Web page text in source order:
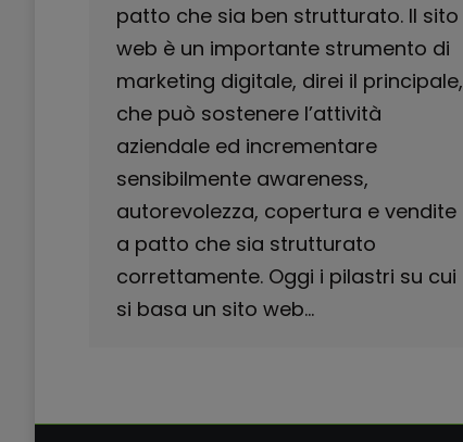
patto che sia ben strutturato. Il sito
web è un importante strumento di
marketing digitale, direi il principale,
che può sostenere l’attività
aziendale ed incrementare
sensibilmente awareness,
autorevolezza, copertura e vendite
a patto che sia strutturato
correttamente. Oggi i pilastri su cui
si basa un sito web…